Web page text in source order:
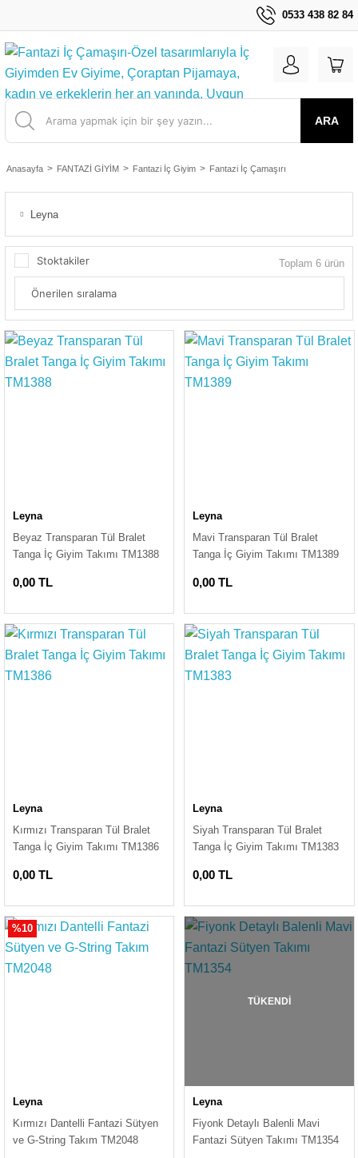
0533 438 82 84
ARA
Anasayfa FANTAZİ GİYİM Fantazi İç Giyim Fantazi İç Çamaşırı
Leyna
Stoktakiler Toplam 6 ürün
Leyna
Beyaz Transparan Tül Bralet
Tanga İç Giyim Takımı TM1388
0,00 TL
Leyna
Mavi Transparan Tül Bralet
Tanga İç Giyim Takımı TM1389
0,00 TL
Leyna
Kırmızı Transparan Tül Bralet
Tanga İç Giyim Takımı TM1386
0,00 TL
Leyna
Siyah Transparan Tül Bralet
Tanga İç Giyim Takımı TM1383
0,00 TL
%10
Leyna
Kırmızı Dantelli Fantazi Sütyen
ve G-String Takım TM2048
TÜKENDİ
Leyna
Fiyonk Detaylı Balenli Mavi
Fantazi Sütyen Takımı TM1354